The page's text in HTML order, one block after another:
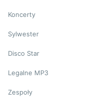
Koncerty
Sylwester
Disco Star
Legalne MP3
Zespoły